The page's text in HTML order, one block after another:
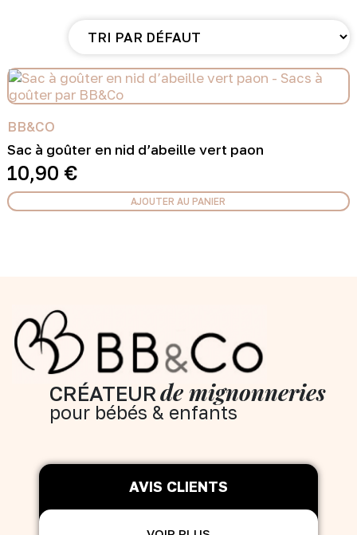
BB&CO
Sac à goûter en nid d’abeille vert paon
10,90 €
AJOUTER AU PANIER
CRÉATEURde mignonneries
pour bébés & enfants
AVIS CLIENTS